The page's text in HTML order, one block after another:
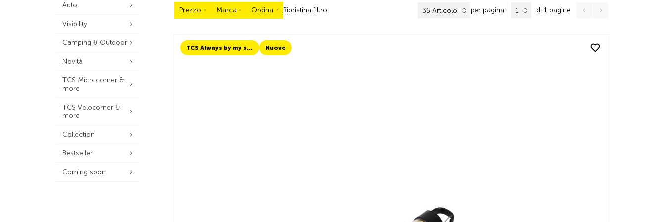
Auto
Visibility
Camping & Outdoor
Novità
TCS Microcorner &
more
TCS Velocorner &
more
Collection
Bestseller
Coming soon
Prezzo Marca Ordina Ripristina filtro 36 Articolo per pagina 1 di 1 pagine
TCS Always by my side Nuovo